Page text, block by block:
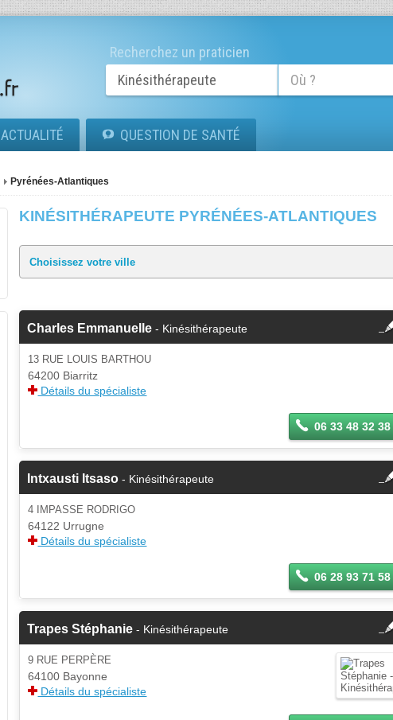
Recherchez un praticien
ACTUALITÉ QUESTION DE SANTÉ
Pyrénées-Atlantiques
KINÉSITHÉRAPEUTE PYRÉNÉES-ATLANTIQUES
Charles Emmanuelle - Kinésithérapeute fermer
Cette fiche est la propriété
d'un membre.
Si vous êtes ce membre, mettez à
jour ces informations sur votre
13 RUE LOUIS BARTHOU
64200 Biarritz
Détails du spécialiste
06 33 48 32 38
Intxausti Itsaso - Kinésithérapeute fermer
Cette fiche est la propriété
d'un membre.
Si vous êtes ce membre, mettez à
jour ces informations sur votre
4 IMPASSE RODRIGO
64122 Urrugne
Détails du spécialiste
06 28 93 71 58
Trapes Stéphanie - Kinésithérapeute fermer
Cette fiche est la propriété
d'un membre.
Si vous êtes ce membre, mettez à
jour ces informations sur votre
Se
connecter
9 RUE PERPÈRE
64100 Bayonne
Détails du spécialiste